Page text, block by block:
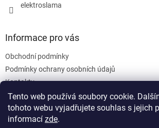
Tento web používá soubory cookie.
tohoto webu vyjadřujete souhlas s jejich
informací zde.
elektroslama
Informace pro vás
Obchodní podmínky
Podmínky ochrany osobních údajů
Kontakty